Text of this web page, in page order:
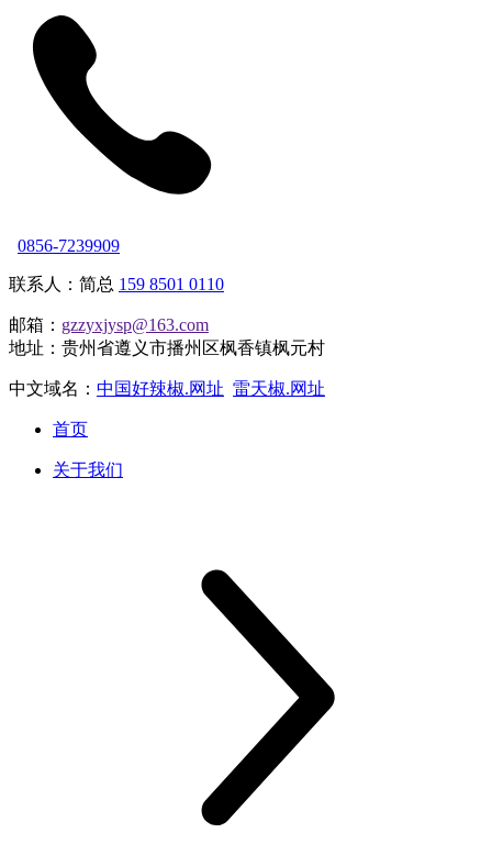
0856-7239909
联系人：简总 159 8501 0110
邮箱： gzzyxjysp@163.com
地址：贵州省遵义市播州区枫香镇枫元村
中文域名： 中国好辣椒.网址 雷天椒.网址
首页
关于我们